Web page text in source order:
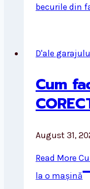
becurile din
D'ale
Cum
August 31,
Read More
la o mașină